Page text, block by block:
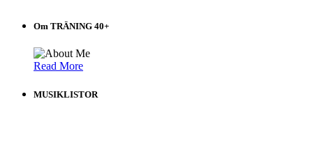
Om TRÄNING 40+
Read More
MUSIKLISTOR